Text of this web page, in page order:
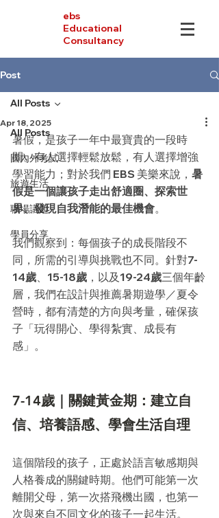
ebs
Educational
Consultancy
Post
All Posts
國內外考試
旅遊生活
職場議題
學員分享
All Posts
Apr 18, 2025
暑假，是孩子一年中最寶貴的一段時
間。有人選擇輕鬆放鬆，有人選擇增強
學習能力；對於我們 EBS 美樂來說， 暑
假是一個讓孩子走出舒適圈、探索世
界、發現自我潛能的最佳機會。
我們觀察到：每個孩子的成長階段不
同，所需的引導與挑戰也不同。針對7-
14歲、 15-18歲 ，以及 19-24歲三個年齡
層，我們在設計與推薦暑期遊學／夏令
營時，都有清楚的方向與考量，確保孩
子「玩得開心、學得紮實、成長有
感」。
7-14歲｜關鍵黃金期：建立自
信、培養語感、學會生活自理
這個階段的孩子，正處於語言敏感期與
人格養成的關鍵時期。他們可能第一次
離開父母，第一次搭飛機出國，也第一
次與來自不同文化的孩子一起生活。